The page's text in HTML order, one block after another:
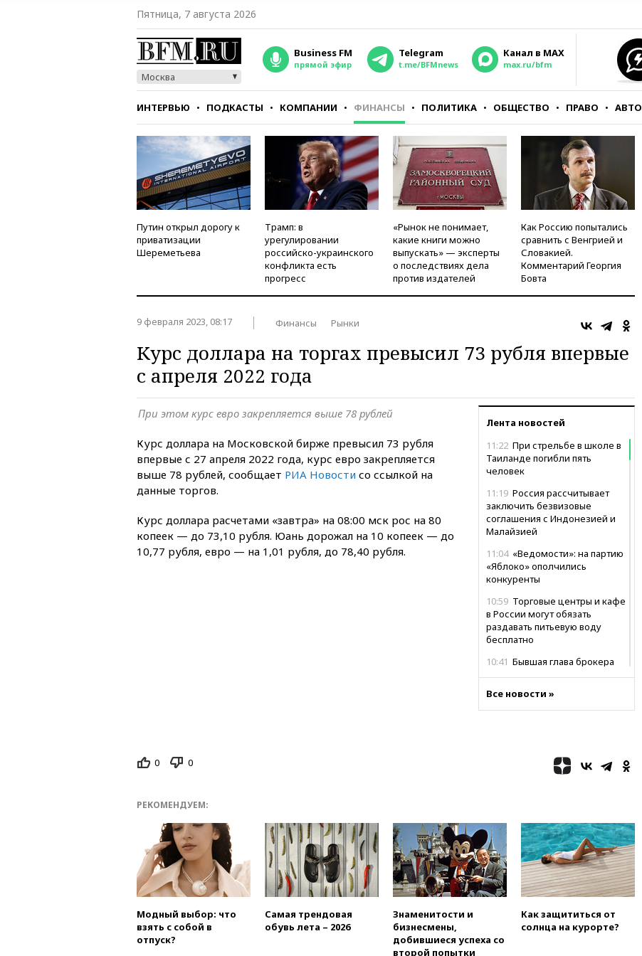
Пятница, 7 августа 2026
Москва
Business FM
прямой эфир
Telegram
t.me/BFMnews
Канал в MAX
max.ru/bfm
ИНТЕРВЬЮ ПОДКАСТЫ КОМПАНИИ ФИНАНСЫ ПОЛИТИКА ОБЩЕСТВО ПРАВО АВТО
СТИЛЬ ТЕСТЫ
Путин открыл дорогу к
приватизации
Шереметьева
Трамп: в
урегулировании
российско-украинского
конфликта есть
прогресс
«Рынок не понимает,
какие книги можно
выпускать» — эксперты
о последствиях дела
против издателей
Как Россию попытались
сравнить с Венгрией и
Словакией.
Комментарий Георгия
Бовта
9 февраля 2023, 08:17 Финансы Рынки
Курс доллара на торгах превысил 73 рубля впервые
с апреля 2022 года
Лента новостей
11:22 При стрельбе в школе в
Таиланде погибли пять
человек
11:19 Россия рассчитывает
заключить безвизовые
соглашения с Индонезией и
Малайзией
11:04 «Ведомости»: на партию
«Яблоко» ополчились
конкуренты
10:59 Торговые центры и кафе
в России могут обязать
раздавать питьевую воду
бесплатно
10:41 Бывшая глава брокера
10:41Пашинян: Армения
ФСБ задержала более
10:13
Минтранс предлагает
тратить средства дорожных
фондов на защиту трасс от
БПЛА
09:56
Хакеры нашли
нефтяным терминалам в
Все новости »
При этом курс евро закрепляется выше 78 рублей
Курс доллара на Московской бирже превысил 73 рубля
впервые с 27 апреля 2022 года, курс евро закрепляется
выше 78 рублей, сообщает РИА Новости со ссылкой на
данные торгов.
Курс доллара расчетами «завтра» на 08:00 мск рос на 80
копеек — до 73,10 рубля. Юань дорожал на 10 копеек — до
10,77 рубля, евро — на 1,01 рубля, до 78,40 рубля.
0 0
РЕКОМЕНДУЕМ:
Модный выбор: что
взять с собой в
отпуск?
Самая трендовая
обувь лета – 2026
Знаменитости и
бизнесмены,
добившиеся успеха со
второй попытки
Как защититься от
солнца на курорте?